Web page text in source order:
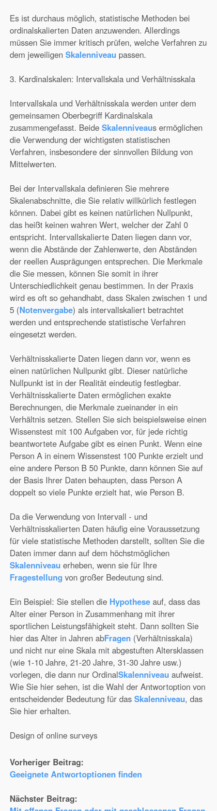
Es ist durchaus möglich, statistische Methoden bei
ordinalskalierten Daten anzuwenden. Allerdings
müssen Sie immer kritisch prüfen, welche Verfahren zu
dem jeweiligen Skalenniveau passen.
3. Kardinalskalen: Intervallskala und Verhältnisskala
Intervallskala und Verhältnisskala werden unter dem
gemeinsamen Oberbegriff Kardinalskala
zusammengefasst. Beide Skalenniveaus ermöglichen
die Verwendung der wichtigsten statistischen
Verfahren, insbesondere der sinnvollen Bildung von
Mittelwerten.
Bei der Intervallskala definieren Sie mehrere
Skalenabschnitte, die Sie relativ willkürlich festlegen
können. Dabei gibt es keinen natürlichen Nullpunkt,
das heißt keinen wahren Wert, welcher der Zahl 0
entspricht. Intervallskalierte Daten liegen dann vor,
wenn die Abstände der Zahlenwerte, den Abständen
der reellen Ausprägungen entsprechen. Die Merkmale
die Sie messen, können Sie somit in ihrer
Unterschiedlichkeit genau bestimmen. In der Praxis
wird es oft so gehandhabt, dass Skalen zwischen 1 und
5 (Notenvergabe) als intervallskaliert betrachtet
werden und entsprechende statistische Verfahren
eingesetzt werden.
Verhältnisskalierte Daten liegen dann vor, wenn es
einen natürlichen Nullpunkt gibt. Dieser natürliche
Nullpunkt ist in der Realität eindeutig festlegbar.
Verhältnisskalierte Daten ermöglichen exakte
Berechnungen, die Merkmale zueinander in ein
Verhältnis setzen. Stellen Sie sich beispielsweise einen
Wissenstest mit 100 Aufgaben vor, für jede richtig
beantwortete Aufgabe gibt es einen Punkt. Wenn eine
Person A in einem Wissenstest 100 Punkte erzielt und
eine andere Person B 50 Punkte, dann können Sie auf
der Basis Ihrer Daten behaupten, dass Person A
doppelt so viele Punkte erzielt hat, wie Person B.
Da die Verwendung von Intervall - und
Verhältnisskalierten Daten häufig eine Voraussetzung
für viele statistische Methoden darstellt, sollten Sie die
Daten immer dann auf dem höchstmöglichen
Skalenniveau erheben, wenn sie für Ihre
Fragestellung von großer Bedeutung sind.
Ein Beispiel: Sie stellen die Hypothese auf, dass das
Alter einer Person in Zusammenhang mit ihrer
sportlichen Leistungsfähigkeit steht. Dann sollten Sie
hier das Alter in Jahren abFragen (Verhältnisskala)
und nicht nur eine Skala mit abgestuften Altersklassen
(wie 1-10 Jahre, 21-20 Jahre, 31-30 Jahre usw.)
vorlegen, die dann nur OrdinalSkalenniveau aufweist.
Wie Sie hier sehen, ist die Wahl der Antwortoption von
entscheidender Bedeutung für das Skalenniveau, das
Sie hier erhalten.
Design of online surveys
Vorheriger Beitrag:
Geeignete Antwortoptionen finden
Nächster Beitrag: